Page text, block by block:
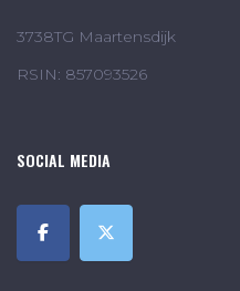
3738TG Maartensdijk
RSIN: 857093526
SOCIAL MEDIA